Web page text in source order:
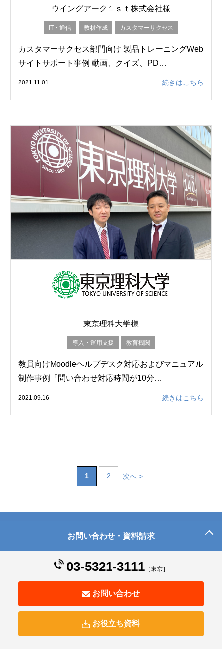
ウイングアーク１ｓｔ株式会社様
IT・通信 教材作成 カスタマーサクセス
カスタマーサクセス部門向け 製品トレーニングWeb
サイトサポート事例 動画、クイズ、PD…
2021.11.01 続きはこちら
東京理科大学様
導入・運用支援 教育機関
教員向けMoodleヘルプデスク対応およびマニュアル
制作事例「問い合わせ対応時間が10分…
2021.09.16 続きはこちら
1 2 次へ >
お問い合わせ・資料請求
03-5321-3111［東京］
お問い合わせ
お役立ち資料
お問い合わせ
資料請求・見積・打合せ・提案は無料です。
い合わせください
資料請求・見積・打合せ・提案 無料